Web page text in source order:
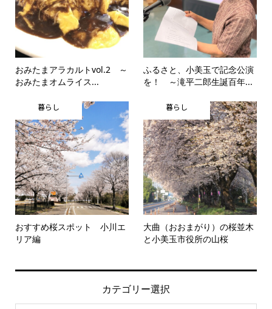
おみたまアラカルトvol.2 ～
おみたまオムライス...
ふるさと、小美玉で記念公演
を！ ～滝平二郎生誕百年...
暮らし
おすすめ桜スポット 小川エ
リア編
暮らし
大曲（おおまがり）の桜並木
と小美玉市役所の山桜
カテゴリー選択